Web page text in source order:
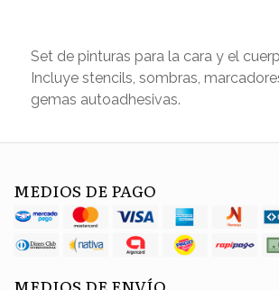
Set de pinturas para la cara y el
Incluye stencils, sombras,
gemas autoadhesivas.
MEDIOS DE PAGO
MEDIOS DE ENVÍO